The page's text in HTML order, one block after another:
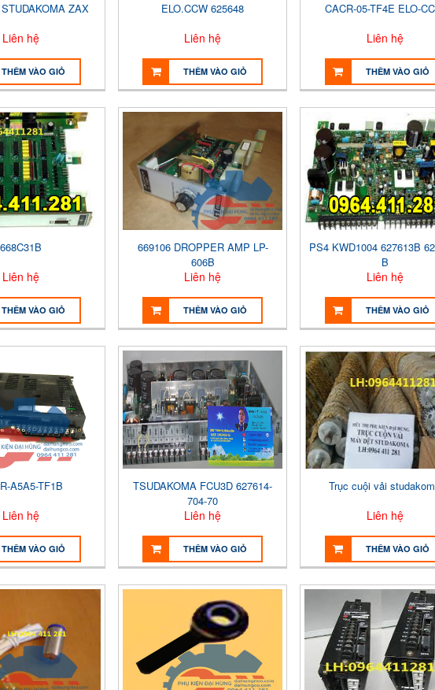
ZAX
Liên hệ
THÊM VÀO GIỎ
ELO.CCW 625648
Liên hệ
THÊM VÀO GIỎ
CACR-05-TF4E ELO-
Liên hệ
THÊM VÀO GIỎ
668C31B
Liên hệ
THÊM VÀO GIỎ
669106 DROPPER AMP LP-
606B
Liên hệ
THÊM VÀO GIỎ
PS4 KWD1004 627613B
B
Liên hệ
THÊM VÀO GIỎ
A5A5-TF1B
Liên hệ
THÊM VÀO GIỎ
TSUDAKOMA FCU3D 627614-
704-70
Liên hệ
THÊM VÀO GIỎ
Trục cuội vải
Liên hệ
THÊM VÀO GIỎ